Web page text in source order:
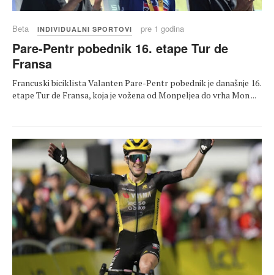
Beta INDIVIDUALNI SPORTOVI pre 1 godina
Pare-Pentr pobednik 16. etape Tur de
Fransa
Francuski biciklista Valanten Pare-Pentr pobednik je današnje 16.
etape Tur de Fransa, koja je vožena od Monpeljea do vrha Mon ...